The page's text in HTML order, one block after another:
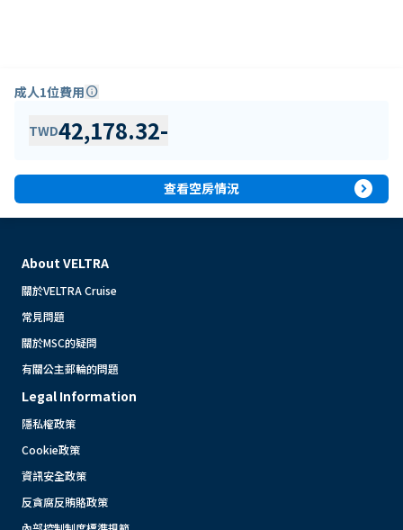
成人1位費用info
TWD42,178.32-
查看空房情況 expand_circle_right
About VELTRA
關於VELTRA Cruise
常見問題
關於MSC的疑問
有關公主郵輪的問題
Legal Information
隱私權政策
Cookie政策
資訊安全政策
反貪腐反賄賂政策